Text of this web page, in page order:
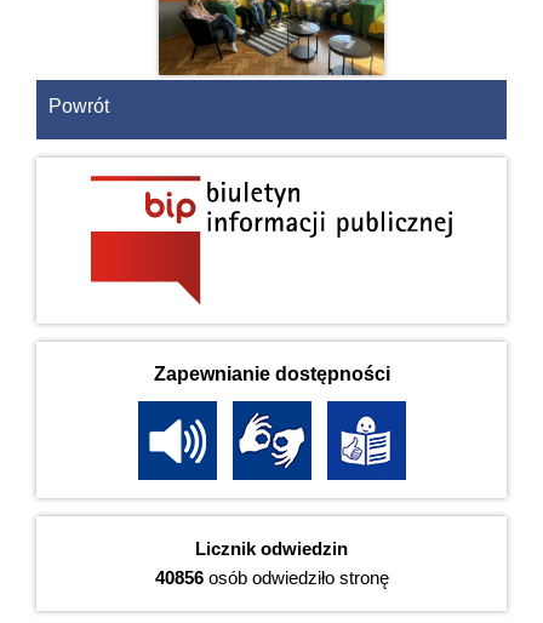
Powrót
Zapewnianie dostępności
Licznik odwiedzin
40856osób odwiedziło stronę